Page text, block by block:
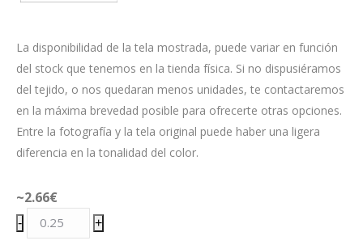
La disponibilidad de la tela mostrada, puede variar en función
del stock que tenemos en la tienda física. Si no dispusiéramos
del tejido, o nos quedaran menos unidades, te contactaremos
en la máxima brevedad posible para ofrecerte otras opciones.
Entre la fotografía y la tela original puede haber una ligera
diferencia en la tonalidad del color.
~2.66€
Muselina
flores
- +